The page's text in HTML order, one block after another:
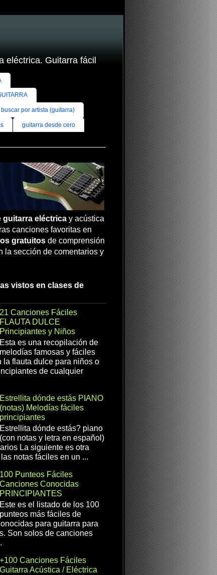
eléctrica. Guitarra fácil
buscar por artista (guitarra)
guitarra desde cero
guitarra eléctricay acústica
canciones favoritas en
gratuitosde comprensión
la sección de comentarios y
vistos en clases de
21 Canciones Fáciles
FLAUTA DULCE
Principiantes y Niños
Esta es una recopilación de
melodías famosas y fáciles
la flauta dulce para niños o
de cualquier
Estrellita dónde estás PIANO
(notas) Melodías fáciles
principiantes
Estrellita dónde estás? piano
(con notas y letra en español)
La siguiente es otra
notas fáciles en un ...
100 Punteos Fáciles
Canciones Conocidas
PRINCIPIANTES
Este es el listado de los 100
punteos más fáciles de
para guitarra para
Son solos de canciones
+100 Canciones Fáciles
Guitarra Acústica / Eléctrica